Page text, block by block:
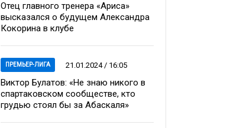
Отец главного тренера «Ариса»
высказался о будущем Александра
Кокорина в клубе
ПРЕМЬЕР-ЛИГА 21.01.2024 / 16:05
Виктор Булатов: «Не знаю никого в
спартаковском сообществе, кто
грудью стоял бы за Абаскаля»